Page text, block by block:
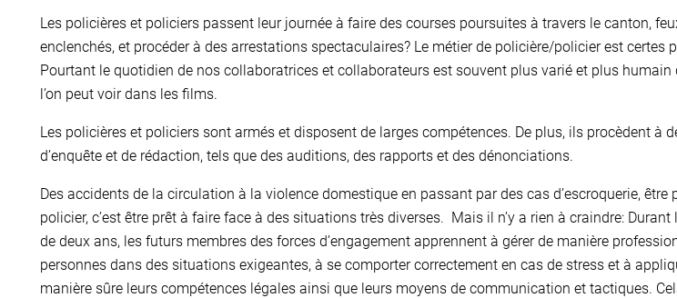
Les policières et policiers passent leur journée à faire des courses poursuites à travers le canton,
enclenchés, et procéder à des arrestations spectaculaires? Le métier de policière/policier est certes
Pourtant le quotidien de nos collaboratrices et collaborateurs est souvent plus varié et plus humain
l’on peut voir dans les films.
Les policières et policiers sont armés et disposent de larges compétences. De plus, ils procèdent à
d’enquête et de rédaction, tels que des auditions, des rapports et des dénonciations.
Des accidents de la circulation à la violence domestique en passant par des cas d’escroquerie, être
policier, c’est être prêt à faire face à des situations très diverses. Mais il n’y a rien à craindre:
de deux ans, les futurs membres des forces d’engagement apprennent à gérer de manière
personnes dans des situations exigeantes, à se comporter correctement en cas de stress et à
manière sûre leurs compétences légales ainsi que leurs moyens de communication et tactiques.